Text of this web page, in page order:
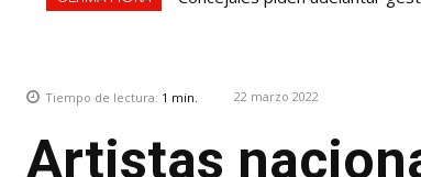
Tiempo de lectura: 1 min. 22 marzo 2022
Artistas